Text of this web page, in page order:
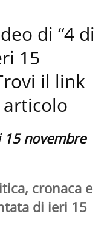
di “4 di
15
il link
15 novembre
cronaca e
di ieri 15